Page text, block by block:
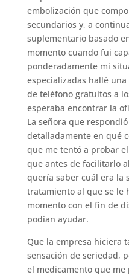
embolización que
secundarios y, a
suplementario basado
momento cuando fui
ponderadamente mi
especializadas hallé
de teléfono gratuitos a
esperaba encontrar la
La señora que
detalladamente en qué
que me tentó a probar
que antes de facilitarlo
quería saber cuál era la
tratamiento al que se le
momento con el fin de
podían ayudar.
Que la empresa hiciera
sensación de seriedad,
el medicamento que